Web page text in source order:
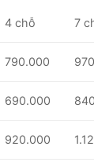
trước khi lên
xe taxi Nội
vụ đặt xe
tôi, bạn sẽ
và đảm
chuyến